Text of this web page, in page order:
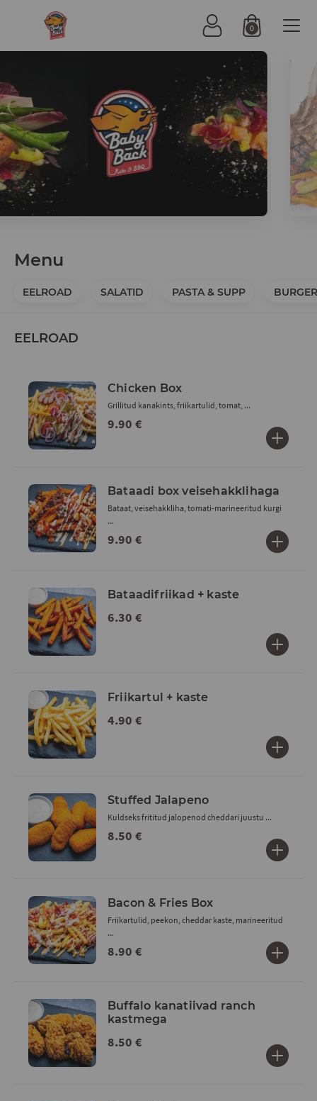
0
Menu
EELROAD SALATID PASTA & SUPP
EELROAD
Chicken Box
9.90 €
Grillitud kanakints, friikartulid, tomat, ...
Bataadi box veisehakklihaga
9.90 €
Bataat, veisehakkliha, tomati-marineeritud kurgi
...
Bataadifriikad + kaste
6.30 €
Friikartul + kaste
4.90 €
Stuffed Jalapeno
8.50 €
Kuldseks frititud jalopenod cheddari juustu ...
Bacon & Fries Box
8.90 €
Friikartulid, peekon, cheddar kaste, marineeritud
...
Buffalo kanatiivad ranch
kastmega
8.50 €